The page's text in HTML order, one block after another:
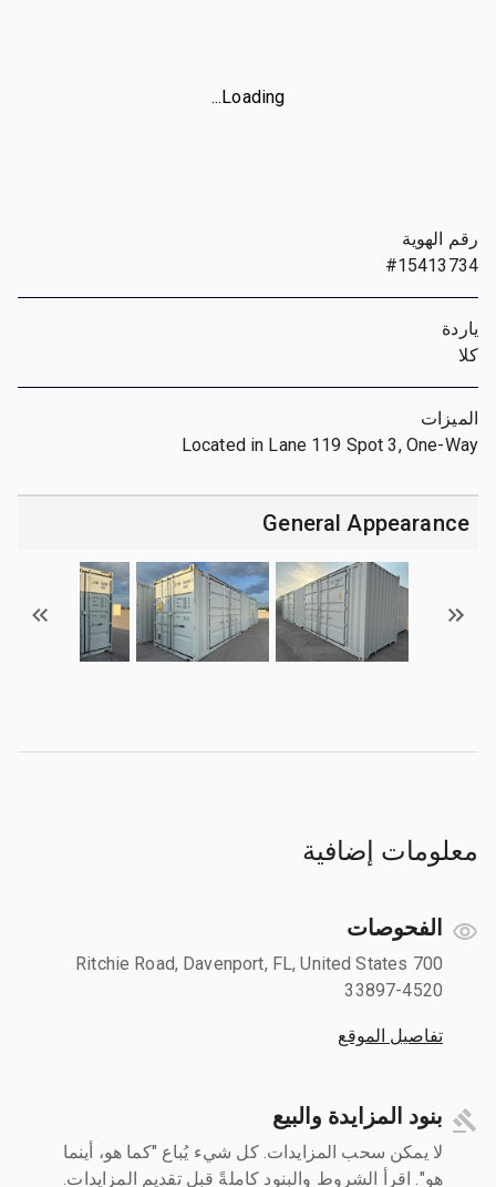
Loading...
رقم الهوية
#15413734
ياردة
كلا
الميزات
Located in Lane 119 Spot 3, One-Way
General Appearance
معلومات إضافية
الفحوصات
700 Ritchie Road, Davenport, FL, United States
33897-4520
تفاصيل الموقع
بنود المزايدة والبيع
لا يمكن سحب المزايدات. كل شيء يُباع "كما هو، أينما
هو". اقرأ الشروط والبنود كاملةً قبل تقديم المزايدات.